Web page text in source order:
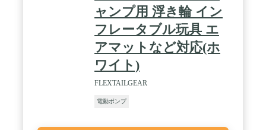
ャンプ用 浮き輪 イン
フレータブル玩具 エ
アマットなど対応(ホ
ワイト)
FLEXTAILGEAR
電動ポンプ